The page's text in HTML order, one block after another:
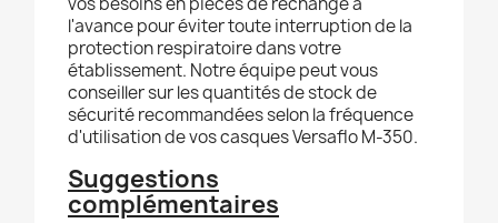
l'avance pour éviter toute interruption de la
protection respiratoire dans votre
établissement. Notre équipe peut vous
conseiller sur les quantités de stock de
sécurité recommandées selon la fréquence
d'utilisation de vos casques Versaflo M-350.
Suggestions
complémentaires